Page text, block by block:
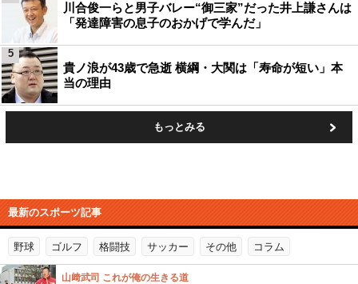
川合俊一らと男子バレー“御三家”だった井上謙さんは
「発達障害の息子のおかげで学んだ」
貴ノ浪が43歳で急逝 横綱・大関は「寿命が短い」本
当の理由
5
もっとみる
最新のスポーツ記事
野球 ゴルフ 格闘技 サッカー その他 コラム
山﨑武司 これが俺の生きる道